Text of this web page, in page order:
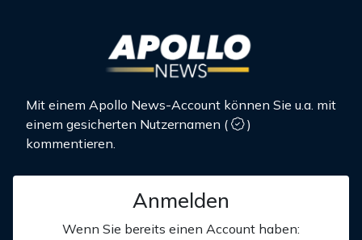
Mit einem Apollo News-Account können Sie u.a. mit
einem gesicherten Nutzernamen (
)
kommentieren.
Anmelden
Wenn Sie bereits einen Account haben: